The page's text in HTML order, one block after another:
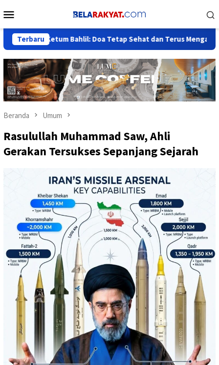
ke
Mobile
Terbaru
Ketum Bahlil: Doa Tetap Sehat dan Terus Mengabdi untuk
Beranda Umum
Rasulullah Muhammad Saw, Ahli
Gerakan Tersukses Sepanjang Sejarah